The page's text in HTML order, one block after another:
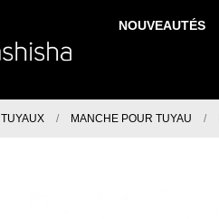
NOUVEAUTÉS
TUYAUX MANCHE POUR TUYAU